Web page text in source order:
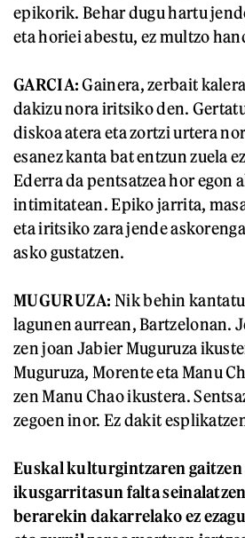
epikorik. Behar dugu hartu
eta horiei abestu, ez multzo
GARCIA:Gainera, zerbait
dakizu nora iritsiko den.
diskoa atera eta zortzi urtera
esanez kanta bat entzun zuela
Ederra da pentsatzea hor egon
intimitatean. Epiko jarrita,
eta iritsiko zara jende
asko gustatzen.
MUGURUZA: Nik behin
lagunen aurrean, Bartzelonan.
zen joan Jabier Muguruza
Muguruza, Morente eta Manu
zen Manu Chao ikustera.
zegoen inor. Ez dakit
Euskal kulturgintzaren gaitzen
ikusgarritasun falta
berarekin dakarrelako ez